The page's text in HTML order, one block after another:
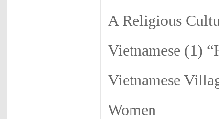
A Religious
Vietnamese (1)
Vietnamese
Women